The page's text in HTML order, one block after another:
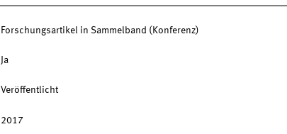
Forschungsartikel in Sammelband (Konferenz)
Ja
Veröffentlicht
2017